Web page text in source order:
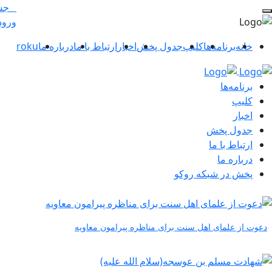
خانهبرنامه‌هاکلیپجدول پخشاخبار ارتباط با مادرباره ماroku
برنامه‌ها
کلیپ
اخبار
جدول پخش
ارتباط با ما
درباره ما
پخش در شبکه روکو
دعوت از علمای اهل سنت برای مناظره پیرامون معاویه